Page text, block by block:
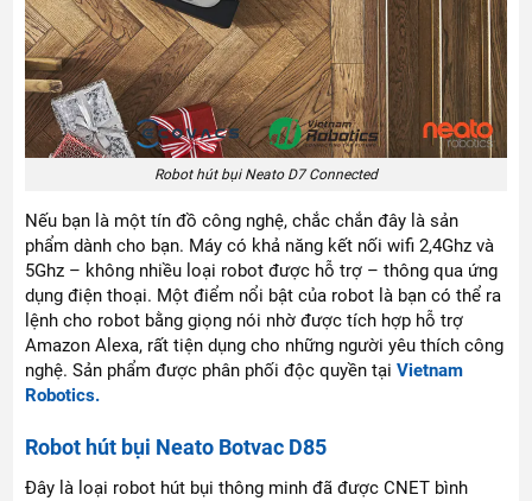
Robot hút bụi Neato D7 Connected
Nếu bạn là một tín đồ công nghệ, chắc chắn đây là sản
phẩm dành cho bạn. Máy có khả năng kết nối wifi 2,4Ghz và
5Ghz – không nhiều loại robot được hỗ trợ – thông qua ứng
dụng điện thoại. Một điểm nổi bật của robot là bạn có thể ra
lệnh cho robot bằng giọng nói nhờ được tích hợp hỗ trợ
Amazon Alexa, rất tiện dụng cho những người yêu thích công
nghệ. Sản phẩm được phân phối độc quyền tạiVietnam
Robotics.
Robot hút bụi Neato Botvac D85
Đây là loại robot hút bụi thông minh đã được CNET bình